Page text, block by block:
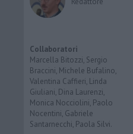
Collaboratori
Marcella Bitozzi, Sergio
Braccini, Michele Bufalino,
Valentina Caffieri, Linda
Giuliani, Dina Laurenzi,
Monica Nocciolini, Paolo
Nocentini, Gabriele
Santarnecchi, Paola Silvi.